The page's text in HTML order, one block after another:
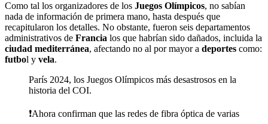
Como tal los organizadores de los Juegos Olímpicos, no sabían
nada de información de primera mano, hasta después que
recapitularon los detalles. No obstante, fueron seis departamentos
administrativos de Francia los que habrían sido dañados, incluida la
ciudad mediterránea, afectando no al por mayor a deportes como:
futbol y vela.
París 2024, los Juegos Olímpicos más desastrosos en la
historia del COI.
❗️Ahora confirman que las redes de fibra óptica de varias